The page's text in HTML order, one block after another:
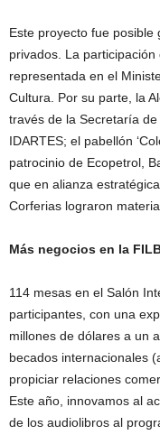
Este proyecto fue
privados. La
representada en el
Cultura. Por su parte, la
través de la Secretaría
IDARTES; el pabellón
patrocinio de Ecopetrol,
que en alianza
Corferias lograron
Más negocios en la
114 mesas en el Salón
participantes, con una
millones de dólares a un
becados internacionales
propiciar relaciones
Este año, innovamos al
de los audiolibros al